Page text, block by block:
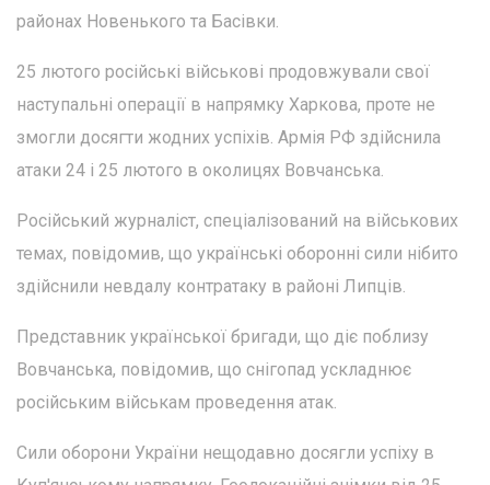
районах Новенького та Басівки.
25 лютого російські військові продовжували свої
наступальні операції в напрямку Харкова, проте не
змогли досягти жодних успіхів. Армія РФ здійснила
атаки 24 і 25 лютого в околицях Вовчанська.
Російський журналіст, спеціалізований на військових
темах, повідомив, що українські оборонні сили нібито
здійснили невдалу контратаку в районі Липців.
Представник української бригади, що діє поблизу
Вовчанська, повідомив, що снігопад ускладнює
російським військам проведення атак.
Сили оборони України нещодавно досягли успіху в